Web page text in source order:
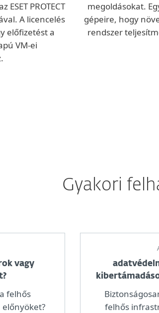
PROTECT
A licencelés
előfizetést a
VM-ei
megoldásokat.
gépeire, hogy
rendszer
Gyakori
vagy
felhős
felhős